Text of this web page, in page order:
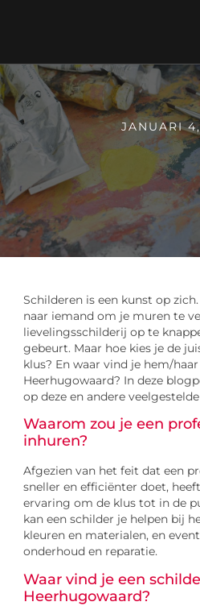
JANUARI
Schilderen is een kunst op
naar iemand om je muren te
lievelingsschilderij op te
gebeurt. Maar hoe kies je de
klus? En waar vind je hem/
Heerhugowaard? In deze
op deze en andere
Waarom zou je een
inhuren?
Afgezien van het feit dat een
sneller en efficiënter doet,
ervaring om de klus tot in de
kan een schilder je helpen bij
kleuren en materialen, en
onderhoud en reparatie.
Waar vind je een
Heerhugowaard?